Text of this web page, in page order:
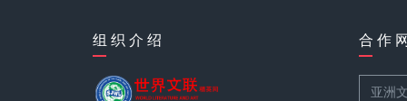
组 织 介 绍 合 作
亚洲